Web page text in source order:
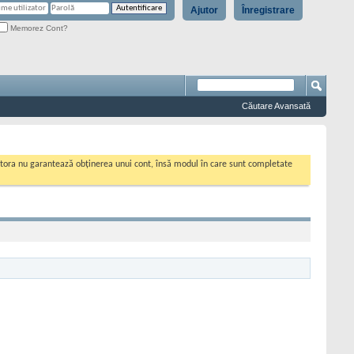
Înregistrare
Ajutor
Memorez Cont?
Căutare Avansată
nu garantează obținerea unui cont, însă modul în care sunt completate